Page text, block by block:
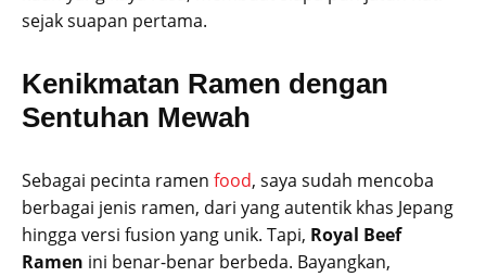
sejak suapan pertama.
Kenikmatan Ramen dengan
Sentuhan Mewah
Sebagai pecinta ramen food, saya sudah mencoba
berbagai jenis ramen, dari yang autentik khas Jepang
hingga versi fusion yang unik. Tapi, Royal Beef
Ramen ini benar-benar berbeda. Bayangkan,